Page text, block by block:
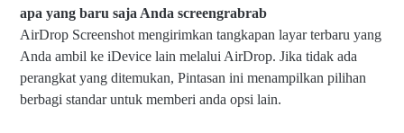
apa yang baru saja Anda screengrabrab
AirDrop Screenshot mengirimkan tangkapan layar terbaru yang
Anda ambil ke iDevice lain melalui AirDrop. Jika tidak ada
perangkat yang ditemukan, Pintasan ini menampilkan pilihan
berbagi standar untuk memberi anda opsi lain.